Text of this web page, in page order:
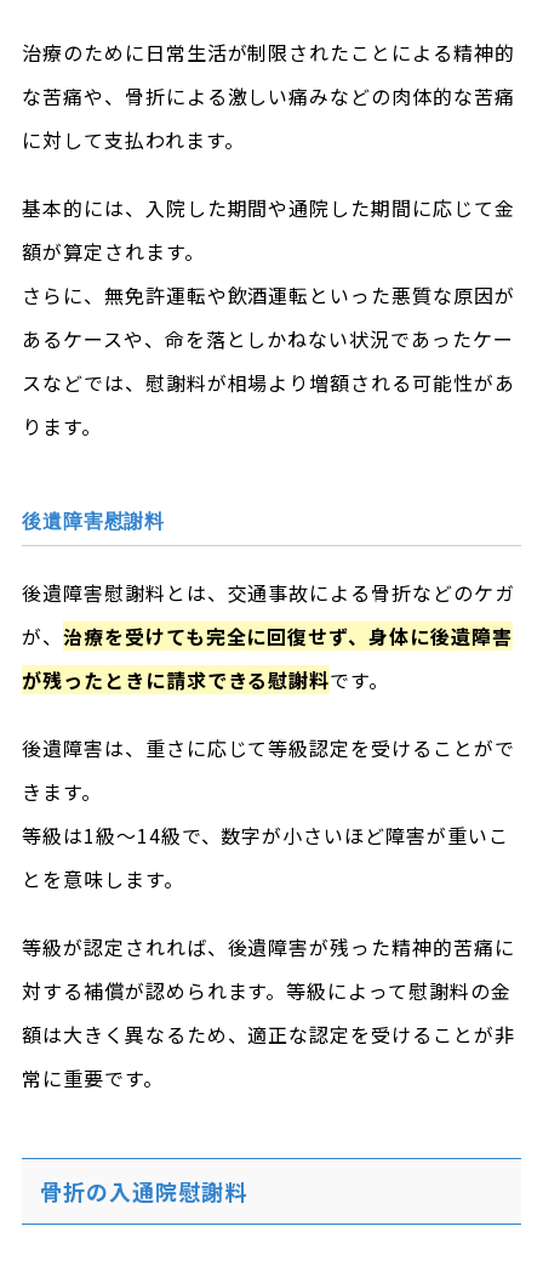
治療のために日常生活が制限されたことによる精神的
な苦痛や、骨折による激しい痛みなどの肉体的な苦痛
に対して支払われます。
基本的には、入院した期間や通院した期間に応じて金
額が算定されます。
さらに、無免許運転や飲酒運転といった悪質な原因が
あるケースや、命を落としかねない状況であったケー
スなどでは、慰謝料が相場より増額される可能性があ
ります。
後遺障害慰謝料
後遺障害慰謝料とは、交通事故による骨折などのケガ
が、 治療を受けても完全に回復せず、身体に後遺障害
が残ったときに請求できる慰謝料です。
後遺障害は、重さに応じて等級認定を受けることがで
きます。
等級は1級～14級で、数字が小さいほど障害が重いこ
とを意味します。
等級が認定されれば、後遺障害が残った精神的苦痛に
対する補償が認められます。等級によって慰謝料の金
額は大きく異なるため、適正な認定を受けることが非
常に重要です。
骨折の入通院慰謝料